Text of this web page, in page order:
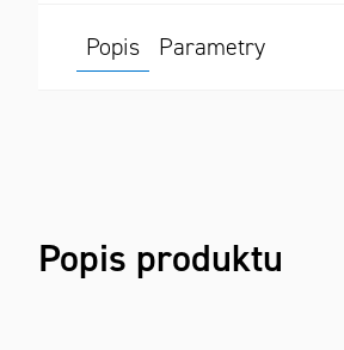
Popis Parametry
Popis produktu